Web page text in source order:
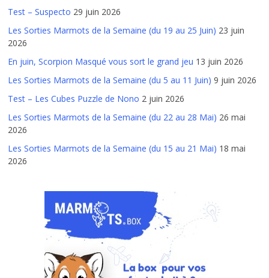
Test – Suspecto 29 juin 2026
Les Sorties Marmots de la Semaine (du 19 au 25 Juin) 23 juin
2026
En juin, Scorpion Masqué vous sort le grand jeu 13 juin 2026
Les Sorties Marmots de la Semaine (du 5 au 11 Juin) 9 juin 2026
Test – Les Cubes Puzzle de Nono 2 juin 2026
Les Sorties Marmots de la Semaine (du 22 au 28 Mai) 26 mai
2026
Les Sorties Marmots de la Semaine (du 15 au 21 Mai) 18 mai
2026